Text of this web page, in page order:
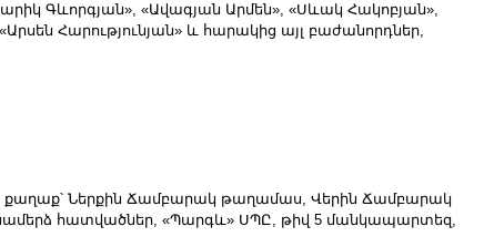
Գևորգյան», «Ավագյան Արմեն», «Սևակ Հակոբյան»,
Հարությունյան» և հարակից այլ բաժանորդներ,
քաղաք՝ Ներքին Ճամբարակ թաղամաս, Վերին Ճամբարակ
հատվածներ, «Պարգև» ՍՊԸ, թիվ 5 մանկապարտեզ,